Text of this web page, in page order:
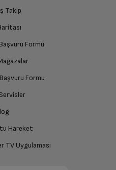
Takip
Formu
Formu
Hareket
TV Uygulaması